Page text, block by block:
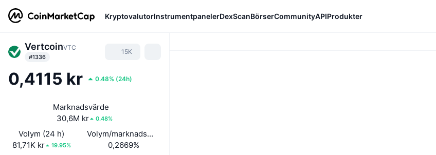
KryptovalutorInstrumentpanelerDexScanBörserCommunityAPIProdukter
VertcoinVTC
#1336
15K
0,4115 kr 0.48% (24h)
Marknadsvärde
30,6M kr
0.48%
Volym (24 h)
81,71K kr
19.95%
Volym/marknadsvärde (24h)
0,2669%